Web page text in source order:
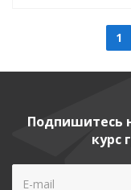
1
Подпишитесь
курс